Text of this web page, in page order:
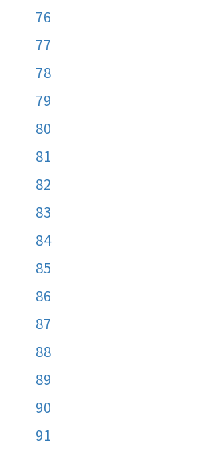
76
77
78
79
80
81
82
83
84
85
86
87
88
89
90
91